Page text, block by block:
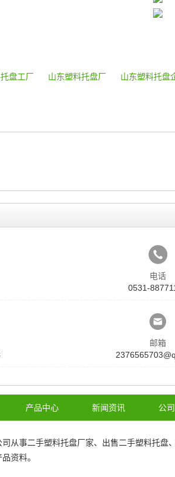
盘工厂 山东塑料托盘厂 山东塑料托盘
电话
0531-
邮箱
产品中心 新闻资讯 公
司从事二手塑料托盘厂家、 出售二手塑料托盘、
资料。